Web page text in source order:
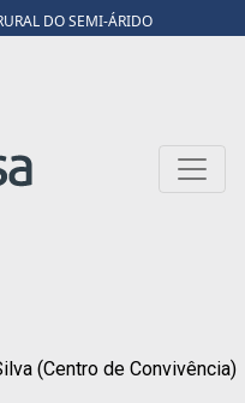
DO SEMI-ÁRIDO
(Centro de Convivência)